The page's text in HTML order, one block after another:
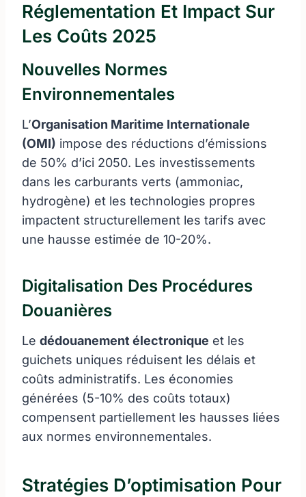
Réglementation Et Impact Sur
Les Coûts 2025
Nouvelles Normes
Environnementales
L’Organisation Maritime Internationale
(OMI) impose des réductions d’émissions
de 50% d’ici 2050. Les investissements
dans les carburants verts (ammoniac,
hydrogène) et les technologies propres
impactent structurellement les tarifs avec
une hausse estimée de 10-20%.
Digitalisation Des Procédures
Douanières
Le dédouanement électronique et les
guichets uniques réduisent les délais et
coûts administratifs. Les économies
générées (5-10% des coûts totaux)
compensent partiellement les hausses liées
aux normes environnementales.
Stratégies D’optimisation Pour